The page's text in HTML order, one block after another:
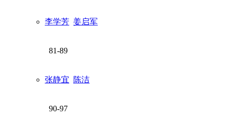
李学芳 姜启军
81-89
张静宜 陈洁
90-97